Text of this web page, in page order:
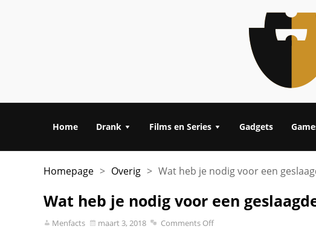
Home Drank Films en Series Gadgets
Homepage > Overig > Wat heb je nodig voor een
Wat heb je nodig voor een
Menfacts maart 3, 2018 Comments Off